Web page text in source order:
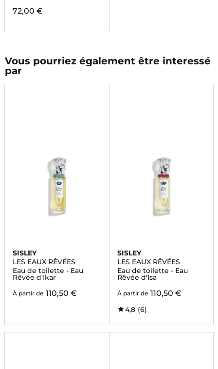
72,00 €
Vous pourriez également être interessé
par
SISLEY
LES EAUX RÊVÉES
Eau de toilette - Eau
Rêvée d'Ikar
À partir de 110,50 €
SISLEY
LES EAUX RÊVÉES
Eau de toilette - Eau
Rêvée d'Isa
À partir de 110,50 €
4,8 (6)